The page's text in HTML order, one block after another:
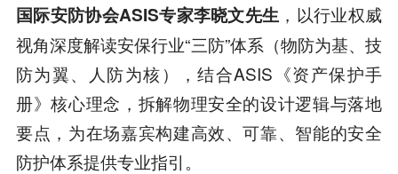
国际安防协会ASIS专家李晓文先生 ，以行业权威
视角深度解读安保行业“三防”体系（物防为基、技
防为翼、人防为核），结合ASIS《资产保护手
册》核心理念，拆解物理安全的设计逻辑与落地
要点，为在场嘉宾构建高效、可靠、智能的安全
防护体系提供专业指引。